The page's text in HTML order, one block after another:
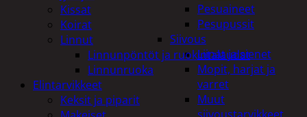
Pesuaineet
Pesupussit
Siivous
Liinat ja sienet
Mopit, harjat ja
varret
Muut
Kissat
Koirat
Linnut
Linnunpöntöt ja ruokintalaudat
Linnunruoka
Elintarvikkeet
Keksit ja piparit